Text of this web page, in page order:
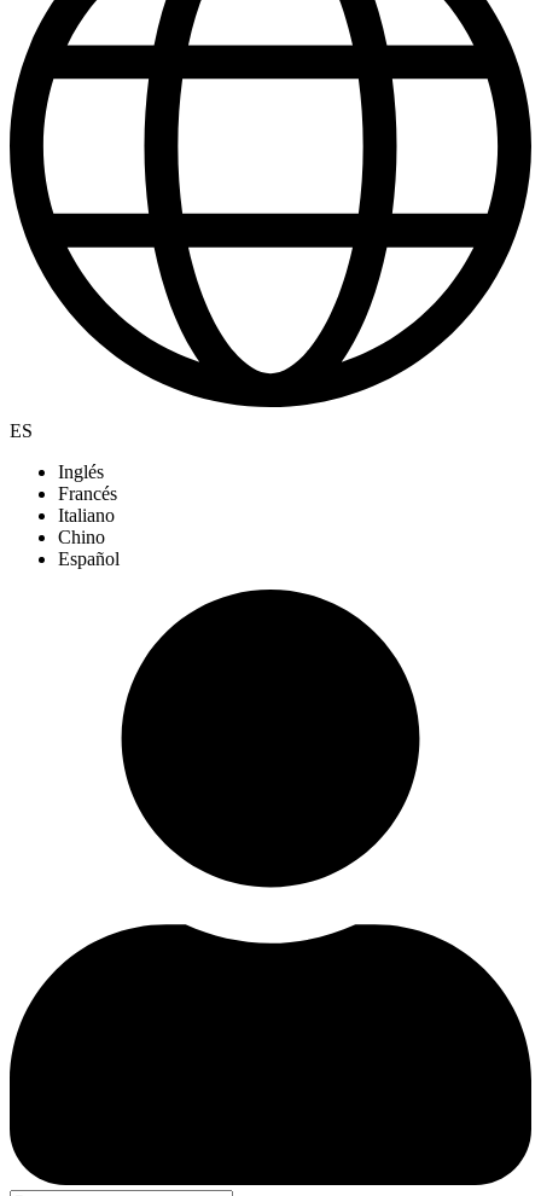
ES
Inglés
Francés
Italiano
Chino
Español